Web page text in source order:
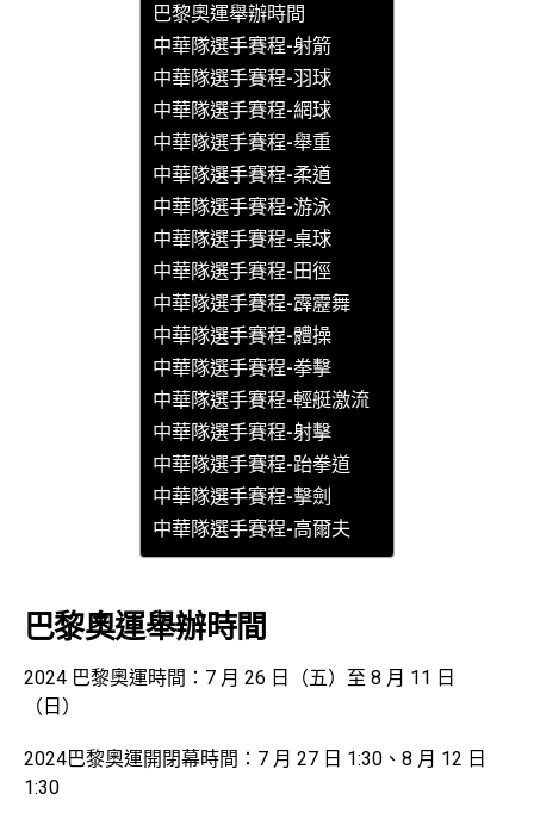
巴黎奧運舉辦時間
中華隊選手賽程-射箭
中華隊選手賽程-羽球
中華隊選手賽程-網球
中華隊選手賽程-舉重
中華隊選手賽程-柔道
中華隊選手賽程-游泳
中華隊選手賽程-桌球
中華隊選手賽程-田徑
中華隊選手賽程-霹靂舞
中華隊選手賽程-體操
中華隊選手賽程-拳擊
中華隊選手賽程-輕艇激流
中華隊選手賽程-射擊
中華隊選手賽程-跆拳道
中華隊選手賽程-擊劍
中華隊選手賽程-高爾夫
巴黎奧運舉辦時間
2024 巴黎奧運時間：7 月 26 日（五）至 8 月 11 日
（日）
2024巴黎奧運開閉幕時間：7 月 27 日 1:30、8 月 12 日
1:30